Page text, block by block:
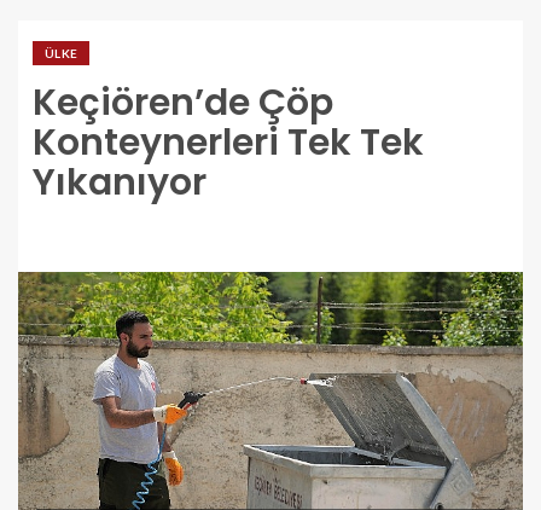
ÜLKE
Keçiören’de Çöp
Konteynerleri Tek Tek
Yıkanıyor